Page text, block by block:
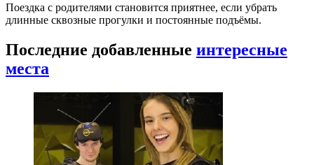
Поездка с родителями становится приятнее, если убрать
длинные сквозные прогулки и постоянные подъёмы.
Последние добавленные интересные
места